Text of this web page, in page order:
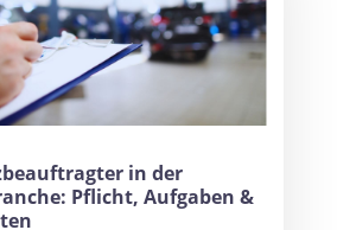
in der
Pflicht, Aufgaben &